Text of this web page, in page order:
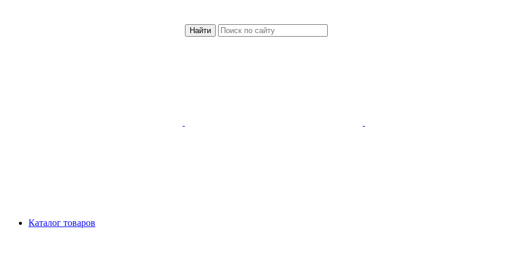
Найти
Каталог товаров